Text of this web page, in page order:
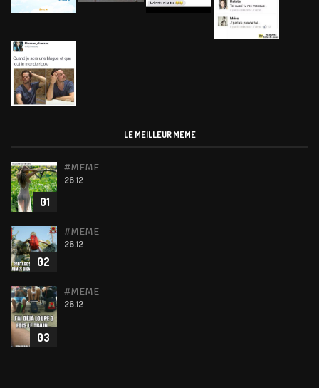
LE MEILLEUR MEME
01
#MEME
26.12
02
#MEME
26.12
03
#MEME
26.12